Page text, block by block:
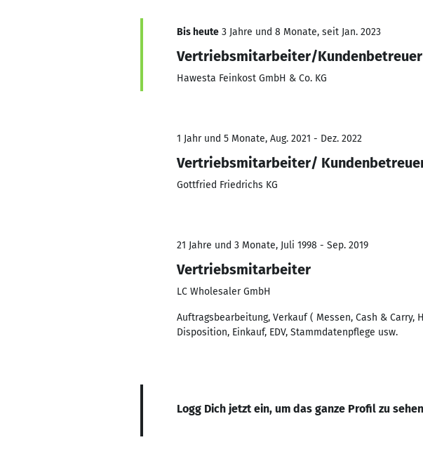
Bis heute 3 Jahre und 8 Monate, seit Jan. 2023
Vertriebsmitarbeiter/
Hawesta Feinkost GmbH & Co. KG
1 Jahr und 5 Monate, Aug. 2021 - Dez. 2022
Vertriebsmitarbeiter/
Gottfried Friedrichs KG
21 Jahre und 3 Monate, Juli 1998 - Sep. 2019
Vertriebsmitarbeiter
LC Wholesaler GmbH
Auftragsbearbeitung, Verkauf ( Messen, Cash &
Disposition, Einkauf, EDV, Stammdatenpflege usw.
Logg Dich jetzt ein, um das ganze Profil zu